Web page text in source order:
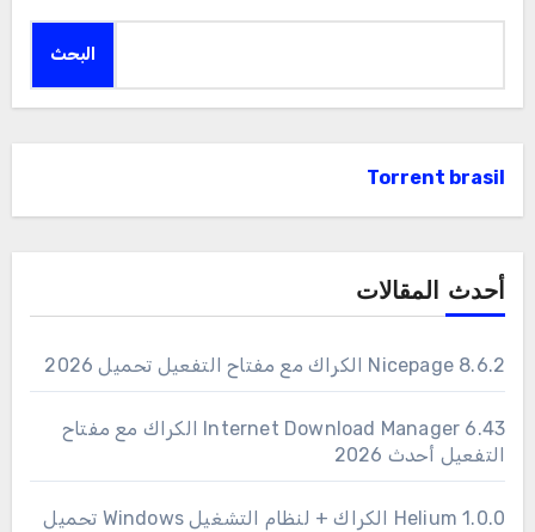
البحث
Torrent brasil
أحدث المقالات
Nicepage 8.6.2 الكراك مع مفتاح التفعيل تحميل 2026
6.43 Internet Download Manager الكراك مع مفتاح
التفعيل أحدث 2026
1.0.0 Helium الكراك + لنظام التشغيل Windows تحميل